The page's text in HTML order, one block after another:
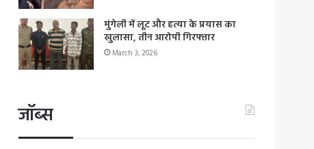
मुंगेली में लूट और हत्या के प्रयास का
खुलासा, तीन आरोपी गिरफ्तार
March 3, 2026
जॉब्स